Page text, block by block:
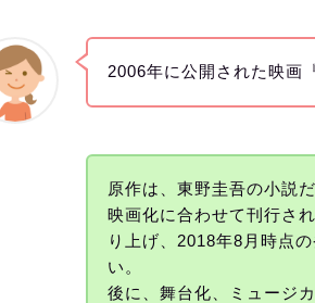
2006年に公開された映画
原作は、東野圭吾の小説
映画化に合わせて刊行さ
り上げ、2018年8月時点
い。
後に、舞台化、ミュージ